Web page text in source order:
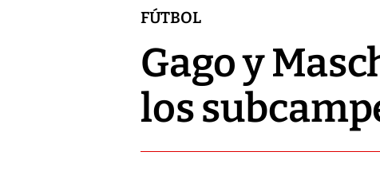
FÚTBOL
Gago y
los